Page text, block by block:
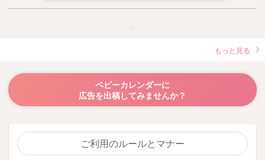
もっと見る
ベビーカレンダーに
広告を出稿してみませんか？
ご利用のルールとマナー